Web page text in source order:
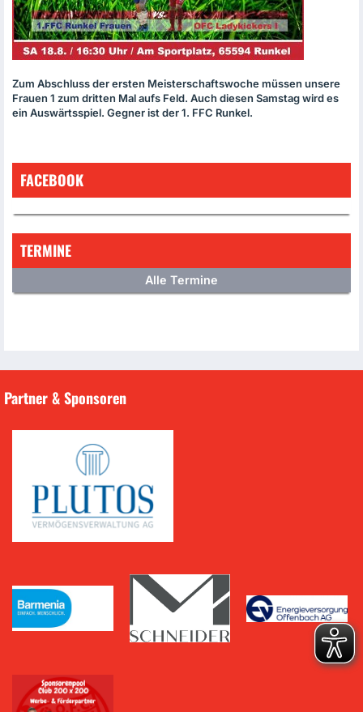
Zum Abschluss der ersten Meisterschaftswoche müssen unsere
Frauen 1 zum dritten Mal aufs Feld. Auch diesen Samstag wird es
ein Auswärtsspiel. Gegner ist der 1. FFC Runkel.
FACEBOOK
TERMINE
Alle Termine
Partner & Sponsoren